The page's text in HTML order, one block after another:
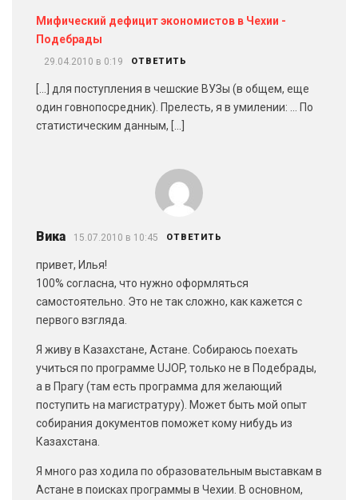
Мифический дефицит экономистов в Чехии -
Подебрады
29.04.2010 в 0:19 ОТВЕТИТЬ
[…] для поступления в чешские ВУЗы (в общем, еще
один говнопосредник). Прелесть, я в умилении: … По
статистическим данным, […]
Вика 15.07.2010 в 10:45 ОТВЕТИТЬ
привет, Илья!
100% согласна, что нужно оформляться
самостоятельно. Это не так сложно, как кажется с
первого взгляда.
Я живу в Казахстане, Астане. Собираюсь поехать
учиться по программе UJOP, только не в Подебрады,
а в Прагу (там есть программа для желающий
поступить на магистратуру). Может быть мой опыт
собирания документов поможет кому нибудь из
Казахстана.
Я много раз ходила по образовательным выставкам в
Астане в поисках программы в Чехии. В основном,